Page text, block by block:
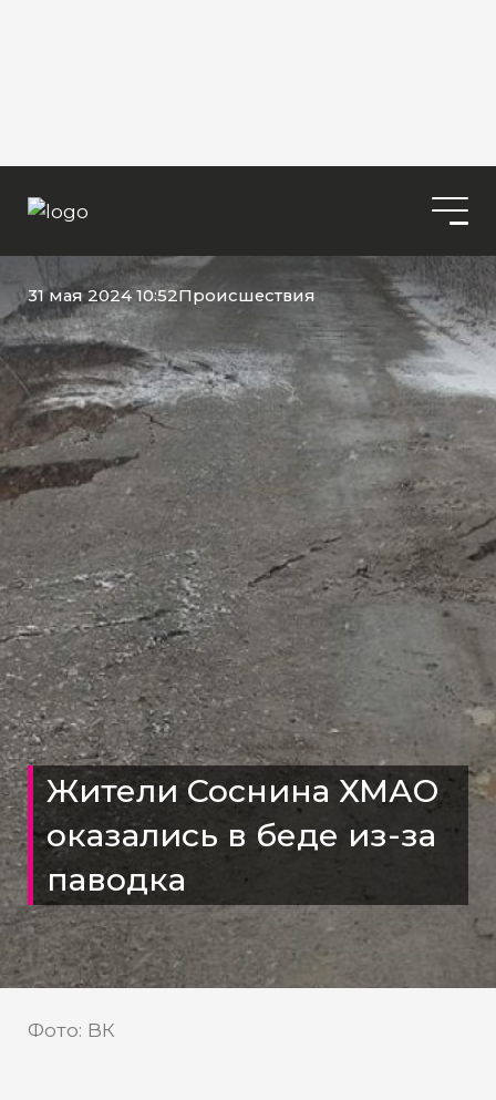
31 мая 2024 10:52Происшествия
Жители Соснина ХМАО
оказались в беде из-за
паводка
Фото: ВК